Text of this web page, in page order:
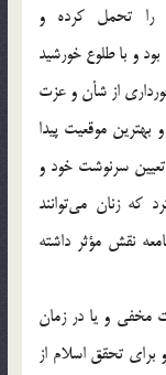
را تحمل کرده و
و با طلوع خورشید
از شأن و عزت
بهترین موقعیت پیدا
سرنوشت خود و
زنان می‌توانند
نقش مؤثر داشته
مخفی و یا در زمان
تحقق اسلام از